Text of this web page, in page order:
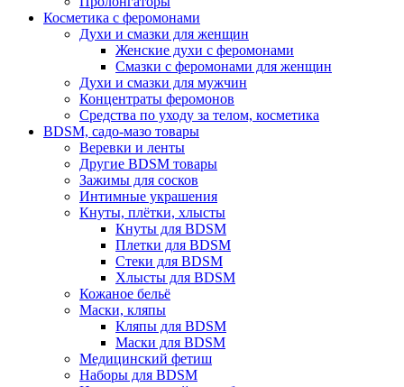
Косметика с феромонами
Духи и смазки для женщин
Женские духи с феромонами
Смазки с феромонами для женщин
Духи и смазки для мужчин
Концентраты феромонов
Средства по уходу за телом, косметика
BDSM, садо-мазо товары
Веревки и ленты
Другие BDSM товары
Зажимы для сосков
Интимные украшения
Кнуты, плётки, хлысты
Кнуты для BDSM
Плетки для BDSM
Стеки для BDSM
Хлысты для BDSM
Кожаное бельё
Маски, кляпы
Кляпы для BDSM
Маски для BDSM
Медицинский фетиш
Наборы для BDSM